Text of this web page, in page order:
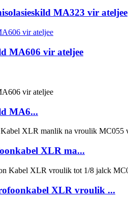
MA323 vir ateljee
MA606 vir ateljee
MA6...
XLR ma...
XLR vroulik ...